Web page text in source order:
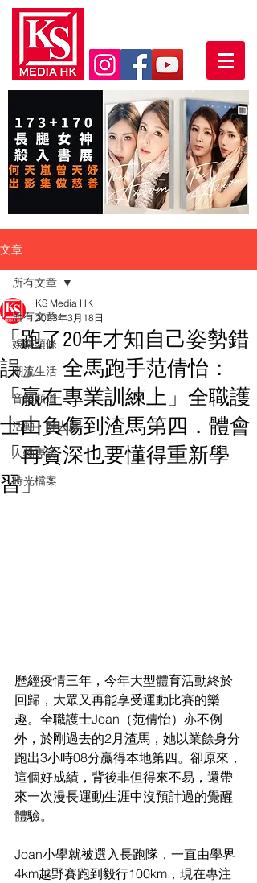
文章
所有文章
娛樂頭條
潮流生活
音樂頻道
活動・好去處
人物專訪
時光檔案
所有文章
「跑了20年才知自己姿勢錯
誤」 全馬跑手范倩怡：
「贏在專業訓練上」全職護
士由負傷到渣馬第四．體會
「再資深也要懂得重新學
習」
KS Media HK
2023年3月18日
歷經疫情三年，今年大型體育活動終於
回歸，大眾又再能享受運動比賽的樂
趣。全職護士Joan（范倩怡）亦不例
外，於剛過去的2月渣馬，她以業餘身分
跑出3小時08分贏得本地第四。卻原來，
這個好成績，背後非但得來不易，還帶
來一次漫長運動生涯中沒預計過的覺醒
體驗。
Joan小學就被選入長跑隊，一直由學界
4km越野賽跑到毅行100km，現在專注